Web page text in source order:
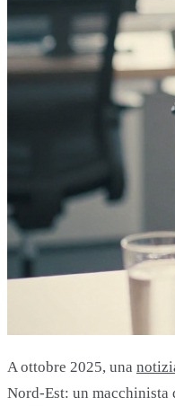
A ottobre 2025, una
Nord-Est: un macchinista